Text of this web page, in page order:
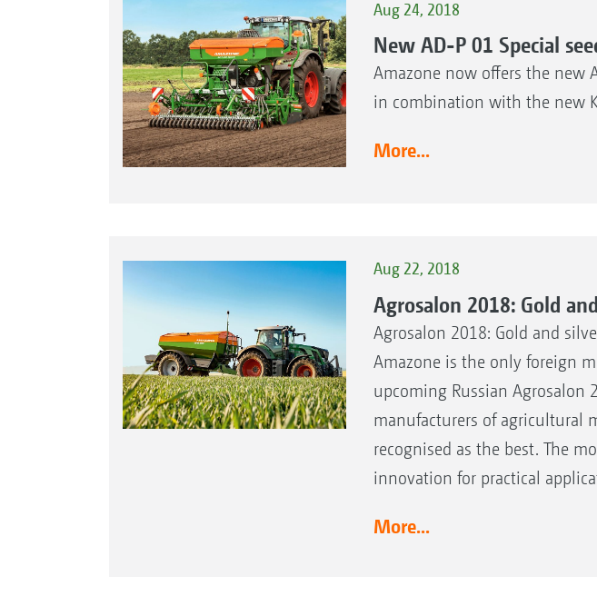
Aug 24, 2018
New AD-P 01 Special
Amazone now offers the new
in combination with the new
More...
Aug 22, 2018
Agrosalon 2018: Gold
Agrosalon 2018: Gold and
Amazone is the only foreign
upcoming Russian Agrosalon
manufacturers of agricultural
recognised as the best. The
innovation for practical
More...